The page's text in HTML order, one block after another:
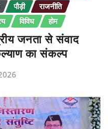
पौड़ी
राजनीति
विविध होम
जनता से संवाद
का संकल्प